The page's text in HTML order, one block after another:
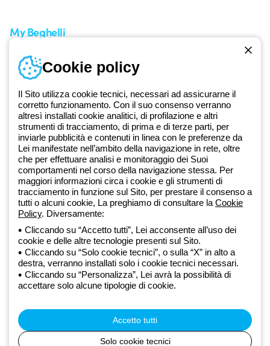
Dal 2025 Beghelli è parte del Gruppo GEWISS, all’interno
dell’ecosistema GEWISS LightZone, dove realizziamo soluzioni di
illuminazione integrate che trasformano la complessità in semplicità,
supportando professionisti e utenti finali nella realizzazione dei loro
bisogni.Scopri di più su GEWISS
My Beghelli
Accedi o registrati
Formazione
Documentazione e software
Iscriviti alla newsletter
Privacy Policy
Cookie policy
Condizioni di vendita
Tutte le policy
Accessibilità
direzione e coordinamento di Gewiss S.p.A. - R.I. Bologna e C.F.
03829720378 - P.IVA (IT) 00666341201 - REA BO-319364 - Cap.
Soc. 10.000.000 EUR i.v.
Cookie policy
Il Sito utilizza cookie tecnici, necessari ad assicurarne il
corretto funzionamento. Con il suo consenso verranno
altresì installati cookie analitici, di profilazione e altri
strumenti di tracciamento, di prima e di terze parti, per
inviarle pubblicità e contenuti in linea con le preferenze da
Lei manifestate nell’ambito della navigazione in rete, oltre
che per effettuare analisi e monitoraggio dei Suoi
comportamenti nel corso della navigazione stessa. Per
maggiori informazioni circa i cookie e gli strumenti di
tracciamento in funzione sul Sito, per prestare il consenso a
tutti o alcuni cookie, La preghiamo di consultare la Cookie
Policy. Diversamente:
Cliccando su “Accetto tutti”, Lei acconsente all’uso dei
cookie e delle altre tecnologie presenti sul Sito.
Cliccando su “Solo cookie tecnici”, o sulla “X” in alto a
destra, verranno installati solo i cookie tecnici necessari.
Cliccando su “Personalizza”, Lei avrà la possibilità di
accettare solo alcune tipologie di cookie.
Accetto tutti
Solo cookie tecnici